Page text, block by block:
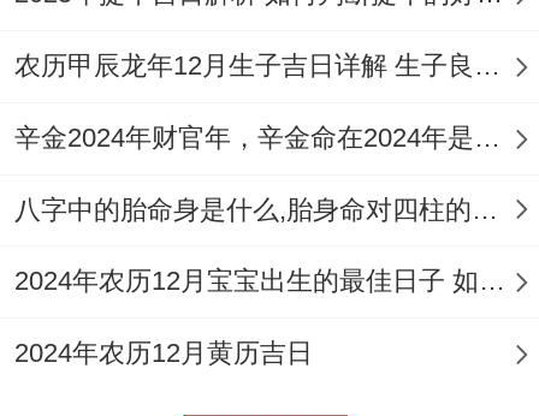
✓强效匹配:入宅移徙、开市立券、进人口
健康）、起基修造
✗首要规避：作灶（砌造炉灶）、安床
财位:南方（宜摆放陶瓷或黄色物品以稳定土
农历甲辰龙年12月生子吉日详解 生子良辰的影响因素
辛金2024年财官年，辛金命在2024年是财官年还是财印年
八字中的胎命身是什么,胎身命对四柱的影响
2024年农历12月宝宝出生的最佳日子 如何挑选适合的吉日
2024年农历12月黄历吉日